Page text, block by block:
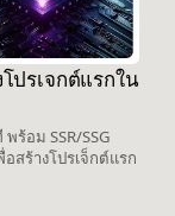
ปรเจกต์แรกใน
ร้อม SSR/SSG
สร้างโปรเจ็กต์แรก